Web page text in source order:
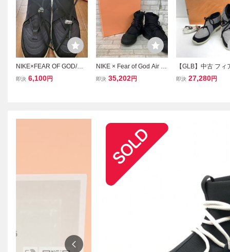
NIKE×FEAR OF GOD/ナ
イキ×フィアオブゴッド A
即決 6,100円
NIKE × Fear of God Air Fe
ar of God 1 AR4237 005
即決 35,202円
【GLB】中古 フィ
ゴッド AT8087-
即決 27,280円